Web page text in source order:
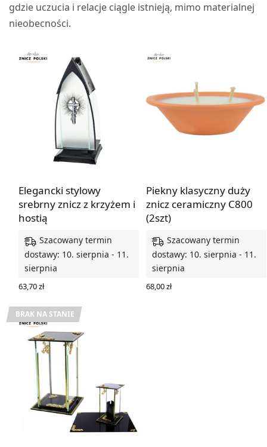
gdzie uczucia i relacje ciągle istnieją, mimo materialnej
nieobecności.
Elegancki stylowy
srebrny znicz z krzyżem i
hostią
Szacowany termin
dostawy: 10. sierpnia - 11.
sierpnia
63,70zł
Piekny klasyczny duży
znicz ceramiczny C800
(2szt)
Szacowany termin
dostawy: 10. sierpnia - 11.
sierpnia
68,00zł
BRAK NA STANIE